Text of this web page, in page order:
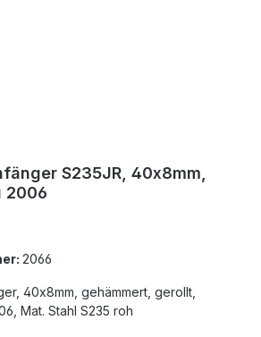
S235JR, 40x8mm,
2006
2066
Mat. Stahl S235 roh